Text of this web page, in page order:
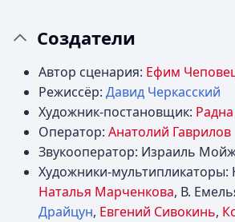
Создатели
Автор сценария: Ефим
Режиссёр: Давид Черкасский
Художник-постановщик:
Оператор: Анатолий Гаврилов
Звукооператор: Израиль
Художники-мультипликаторы:
Наталья Марченкова, В.
Драйцун, Евгений Сивокинь,